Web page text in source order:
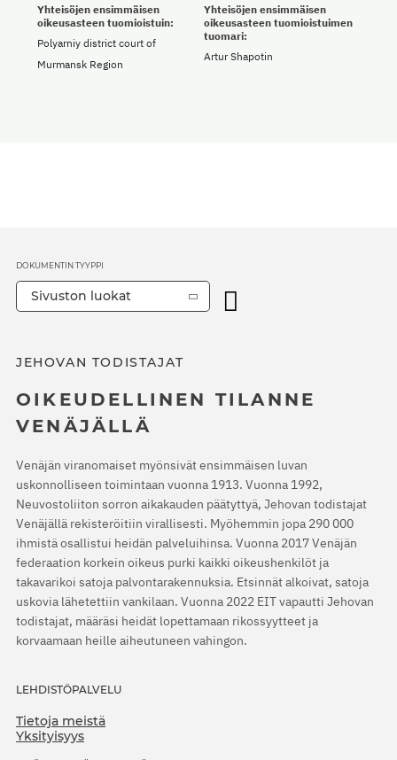
Yhteisöjen ensimmäisen
oikeusasteen tuomioistuin:
Polyarniy district court of
Murmansk Region
Yhteisöjen ensimmäisen
oikeusasteen tuomioistuimen
tuomari:
Artur Shapotin
JEHOVAN TODISTAJAT
OIKEUDELLINEN TILANNE
VENÄJÄLLÄ
Venäjän viranomaiset myönsivät ensimmäisen luvan
uskonnolliseen toimintaan vuonna 1913. Vuonna 1992,
Neuvostoliiton sorron aikakauden päätyttyä, Jehovan todistajat
Venäjällä rekisteröitiin virallisesti. Myöhemmin jopa 290 000
ihmistä osallistui heidän palveluihinsa. Vuonna 2017 Venäjän
federaation korkein oikeus purki kaikki oikeushenkilöt ja
takavarikoi satoja palvontarakennuksia. Etsinnät alkoivat, satoja
uskovia lähetettiin vankilaan. Vuonna 2022 EIT vapautti Jehovan
todistajat, määräsi heidät lopettamaan rikossyytteet ja
korvaamaan heille aiheutuneen vahingon.
LEHDISTÖPALVELU
Tietoja meistä
Yksityisyys
DOKUMENTIN TYYPPI
Sivuston luokat